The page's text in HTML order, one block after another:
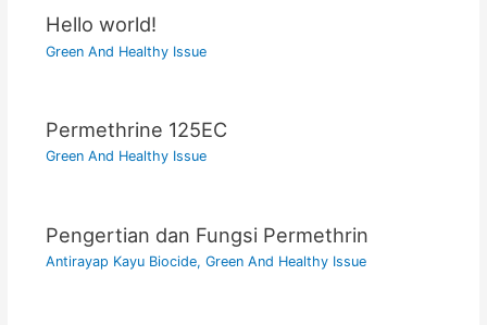
Hello world!
Green And Healthy Issue
Permethrine 125EC
Green And Healthy Issue
Pengertian dan Fungsi Permethrin
Antirayap Kayu Biocide, Green And Healthy Issue